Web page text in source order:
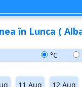
în Lunca (
°C
11 Aug 12 Aug